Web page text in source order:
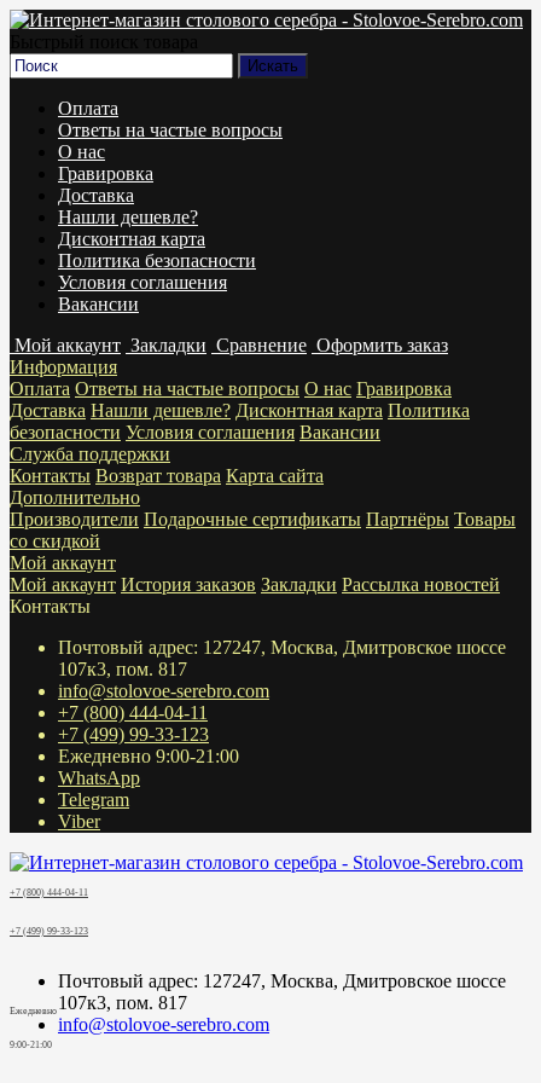
Оплата
Ответы на частые вопросы
О нас
Гравировка
Доставка
Нашли дешевле?
Дисконтная карта
Политика безопасности
Условия соглашения
Вакансии
Мой аккаунт Закладки Сравнение Оформить заказ
Информация
Оплата Ответы на частые вопросы О нас Гравировка
Доставка Нашли дешевле? Дисконтная карта Политика
безопасности Условия соглашения Вакансии
Служба поддержки
Контакты Возврат товара Карта сайта
Дополнительно
Производители Подарочные сертификаты Партнёры Товары
со скидкой
Мой аккаунт
Мой аккаунт История заказов Закладки Рассылка новостей
Контакты
Почтовый адрес: 127247, Москва, Дмитровское шоссе
107к3, пом. 817
info@stolovoe-serebro.com
+7 (800) 444-04-11
+7 (499) 99-33-123
Ежедневно 9:00-21:00
WhatsApp
Telegram
Viber
+7 (800) 444-04-11
+7 (499) 99-33-123
Почтовый адрес: 127247, Москва, Дмитровское шоссе
107к3, пом. 817
info@stolovoe-serebro.com
Ежедневно
9:00-21:00